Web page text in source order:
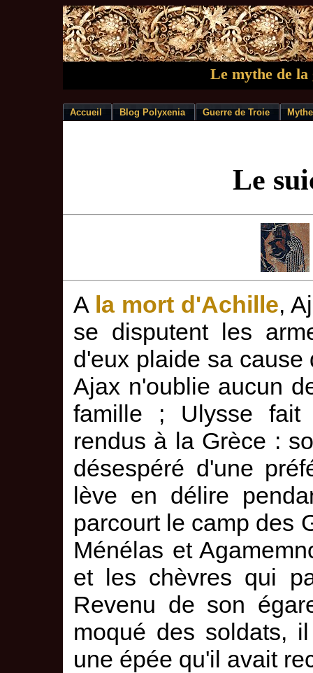
Le mythe de
Accueil Blog Polyxenia Guerre de Troie
Le
A la mort d'Achille,
se disputent les
d'eux plaide sa
Ajax n'oublie aucun
famille ; Ulysse
rendus à la Grèce :
désespéré d'une
lève en délire
parcourt le camp des
Ménélas et
et les chèvres qui
Revenu de son
moqué des soldats,
une épée qu'il avait